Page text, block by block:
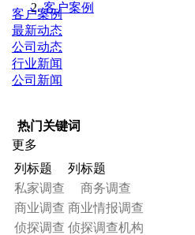
客户案例
客户案例
最新动态
公司动态
行业新闻
公司新闻
热门关键词
更多
列标题
列标题
私家调查
商务调查
商业调查 商业情报调查
侦探调查 侦探调查机构